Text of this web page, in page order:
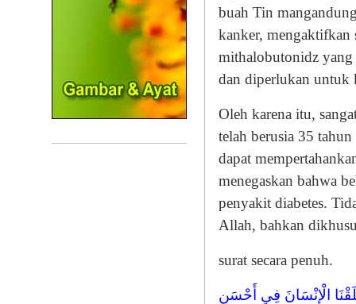
buah Tin
kanker, mengaktifkan
mithalobutonidz yang
dan diperlukan untuk
Oleh karena itu,
telah berusia 35
dapat
menegaskan bahwa
penyakit diabetes.
Allah, bahkan
surat secara penuh.
الْإِنْسَانَ فِي أَحْسَنِ